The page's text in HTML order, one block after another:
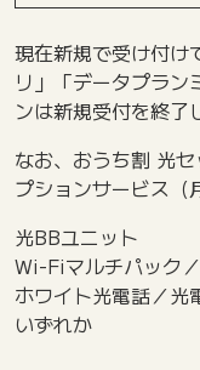
現在新規で受け付け
リ」「データプラン
ンは新規受付を終了
なお、おうち割 光
プションサービス（
光BBユニット
Wi-Fiマルチパック
ホワイト光電話／光
いずれか